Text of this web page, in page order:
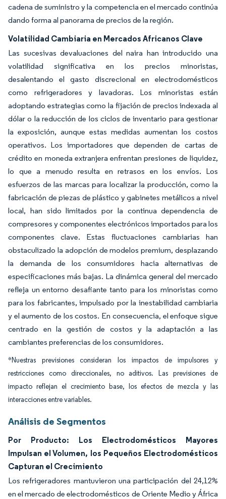
cadena de suministro y la competencia en el mercado continúa
dando forma al panorama de precios de la región.
Volatilidad Cambiaria en Mercados Africanos Clave
Las sucesivas devaluaciones del naira han introducido una
volatilidad significativa en los precios minoristas,
desalentando el gasto discrecional en electrodomésticos
como refrigeradores y lavadoras. Los minoristas están
adoptando estrategias como la fijación de precios indexada al
dólar o la reducción de los ciclos de inventario para gestionar
la exposición, aunque estas medidas aumentan los costos
operativos. Los importadores que dependen de cartas de
crédito en moneda extranjera enfrentan presiones de liquidez,
lo que a menudo resulta en retrasos en los envíos. Los
esfuerzos de las marcas para localizar la producción, como la
fabricación de piezas de plástico y gabinetes metálicos a nivel
local, han sido limitados por la continua dependencia de
compresores y componentes electrónicos importados para los
componentes clave. Estas fluctuaciones cambiarias han
obstaculizado la adopción de modelos premium, desplazando
la demanda de los consumidores hacia alternativas de
especificaciones más bajas. La dinámica general del mercado
refleja un entorno desafiante tanto para los minoristas como
para los fabricantes, impulsado por la inestabilidad cambiaria
y el aumento de los costos. En consecuencia, el enfoque sigue
centrado en la gestión de costos y la adaptación a las
cambiantes preferencias de los consumidores.
*Nuestras previsiones consideran los impactos de impulsores y
restricciones como direccionales, no aditivos. Las previsiones de
impacto reflejan el crecimiento base, los efectos de mezcla y las
interacciones entre variables.
Análisis de Segmentos
Por Producto: Los Electrodomésticos Mayores
Impulsan el Volumen, los Pequeños Electrodomésticos
Capturan el Crecimiento
Los refrigeradores mantuvieron una participación del 24,12%
en el mercado de electrodomésticos de Oriente Medio y África